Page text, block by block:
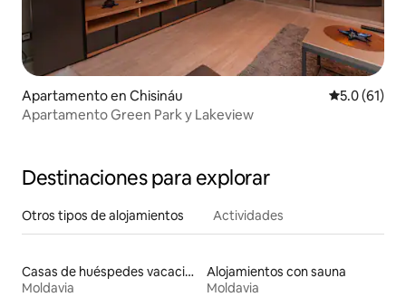
Apartamento en Chisináu Calificación
5.0 (61)
Apartamento Green Park y Lakeview
Destinaciones para explorar
Otros tipos de alojamientos Actividades
Casas de huéspedes vacacionales
Moldavia
Alojamientos con sauna
Moldavia